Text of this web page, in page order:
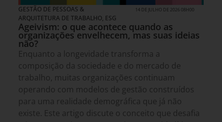
GESTÃO DE PESSOAS &
ARQUITETURA DE TRABALHO, ESG
14 DE JULHO DE 2026 08H00
Ageivism: o que acontece quando as
organizações envelhecem, mas suas ideias
não?
Enquanto a longevidade transforma a
composição da sociedade e do mercado de
trabalho, muitas organizações continuam
operando com modelos de gestão construídos
para uma realidade demográfica que já não
existe. Este artigo discute o conceito que desafia